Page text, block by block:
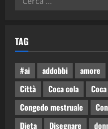
TAG
#ai addobbi amore
Città
Coca cola
Congedo mestruale
Dieta
Disegnare